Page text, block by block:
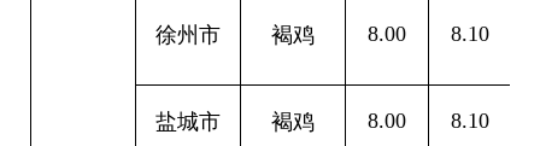
徐州市 褐鸡 8.00 8.10
盐城市 褐鸡 8.00 8.10